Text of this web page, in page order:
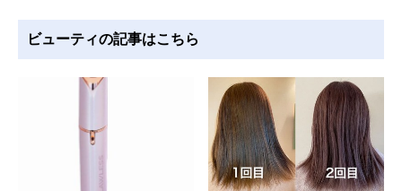
ビューティの記事はこちら